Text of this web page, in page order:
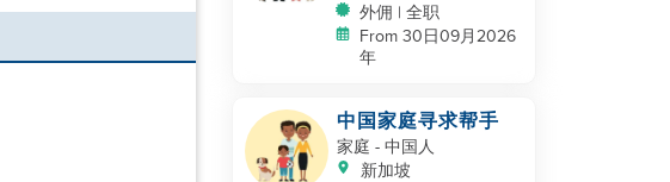
外佣 | 全职
From 30日09月2026
年
中国家庭寻求帮手
家庭 - 中国人
新加坡